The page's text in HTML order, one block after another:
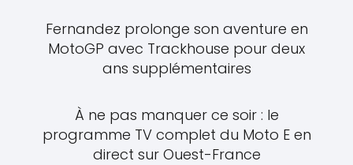
Fernandez prolonge son aventure en
MotoGP avec Trackhouse pour deux
ans supplémentaires
À ne pas manquer ce soir : le
programme TV complet du Moto E en
direct sur Ouest-France